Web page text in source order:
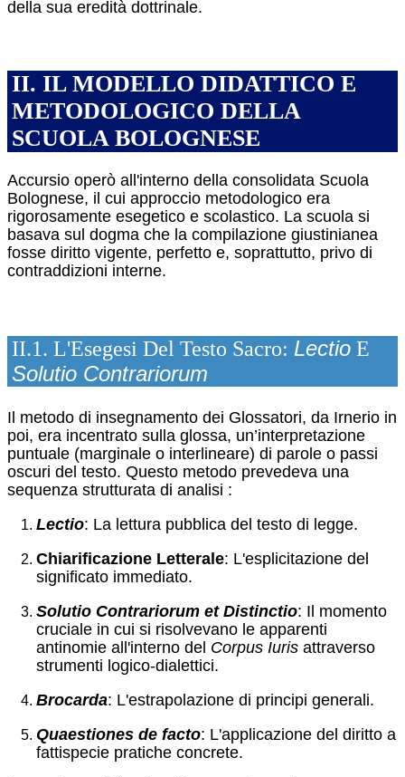
della sua eredità dottrinale.
II. IL MODELLO DIDATTICO E
METODOLOGICO DELLA
SCUOLA BOLOGNESE
Accursio operò all'interno della consolidata Scuola
Bolognese, il cui approccio metodologico era
rigorosamente esegetico e scolastico. La scuola si
basava sul dogma che la compilazione giustinianea
fosse diritto vigente, perfetto e, soprattutto, privo di
contraddizioni interne.
II.1. L'Esegesi Del Testo Sacro: Lectio E
Solutio Contrariorum
Il metodo di insegnamento dei Glossatori, da Irnerio in
poi, era incentrato sulla glossa, un’interpretazione
puntuale (marginale o interlineare) di parole o passi
oscuri del testo. Questo metodo prevedeva una
sequenza strutturata di analisi :
Lectio: La lettura pubblica del testo di legge.
Chiarificazione Letterale: L'esplicitazione del
significato immediato.
Solutio Contrariorum et Distinctio: Il momento
cruciale in cui si risolvevano le apparenti
antinomie all'interno del Corpus Iuris attraverso
strumenti logico-dialettici.
Brocarda: L'estrapolazione di principi generali.
Quaestiones de facto: L'applicazione del diritto a
fattispecie pratiche concrete.